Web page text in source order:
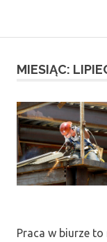
MIESIĄC:
Praca w biurze